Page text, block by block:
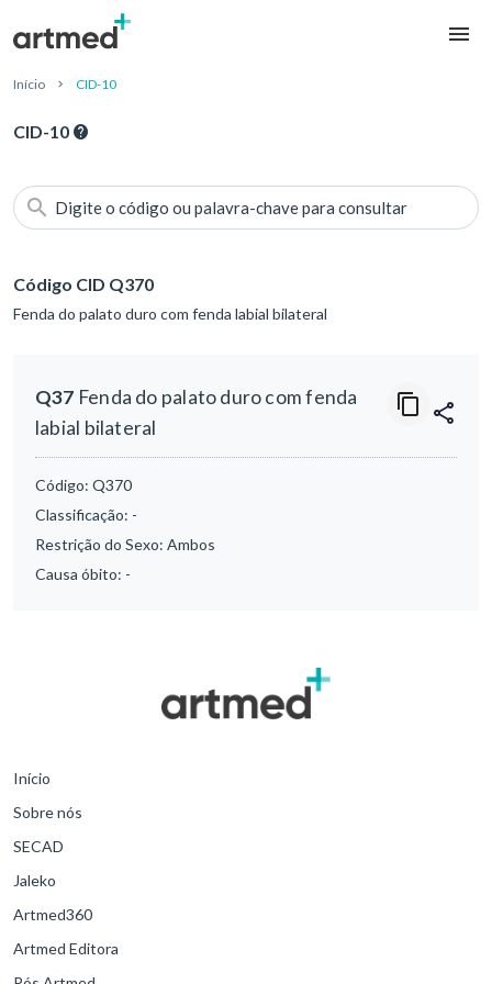
Início CID-10
CID-10
Digite o código ou palavra-chave para consultar
Código CID Q370
Fenda do palato duro com fenda labial bilateral
Q37 Fenda do palato duro com fenda
labial bilateral
Código: Q370
Classificação: -
Restrição do Sexo: Ambos
Causa óbito: -
Início
Sobre nós
SECAD
Jaleko
Artmed360
Artmed Editora